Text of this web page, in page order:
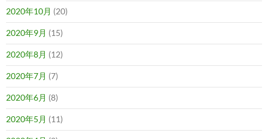
2020年10月 (20)
2020年9月 (15)
2020年8月 (12)
2020年7月 (7)
2020年6月 (8)
2020年5月 (11)